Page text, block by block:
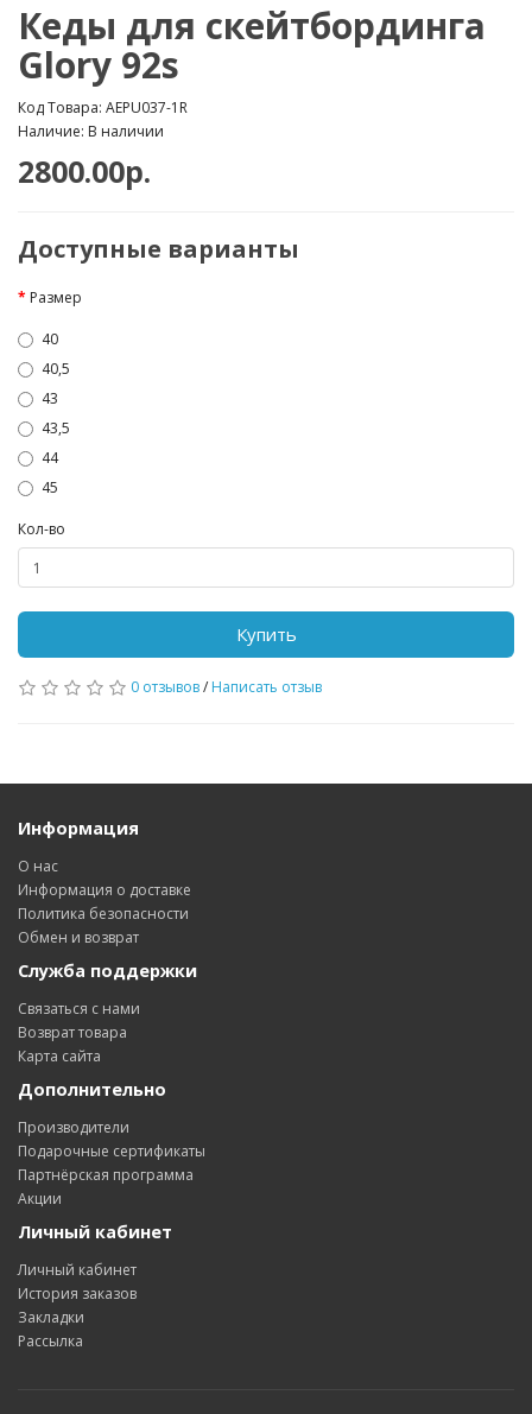
Кеды для скейтбординга
Glory 92s
Код Товара: AEPU037-1R
Наличие: В наличии
2800.00р.
Доступные варианты
Размер
40
40,5
43
43,5
44
45
Кол-во
Купить
0 отзывов/ Написать отзыв
Информация
О нас
Информация о доставке
Политика безопасности
Обмен и возврат
Служба поддержки
Связаться с нами
Возврат товара
Карта сайта
Дополнительно
Производители
Подарочные сертификаты
Партнёрская программа
Акции
Личный кабинет
Личный кабинет
История заказов
Закладки
Рассылка